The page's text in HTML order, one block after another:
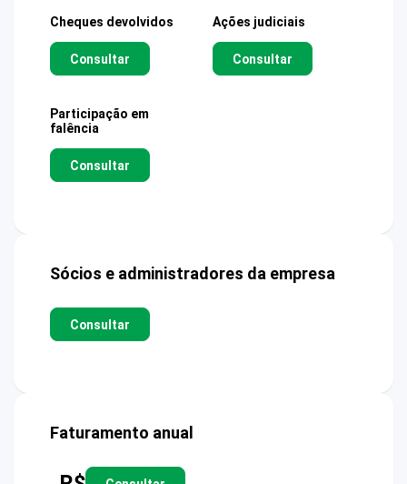
Cheques devolvidos
Consultar
Ações judiciais
Consultar
Participação em
falência
Consultar
Sócios e administradores da empresa
Consultar
Faturamento anual